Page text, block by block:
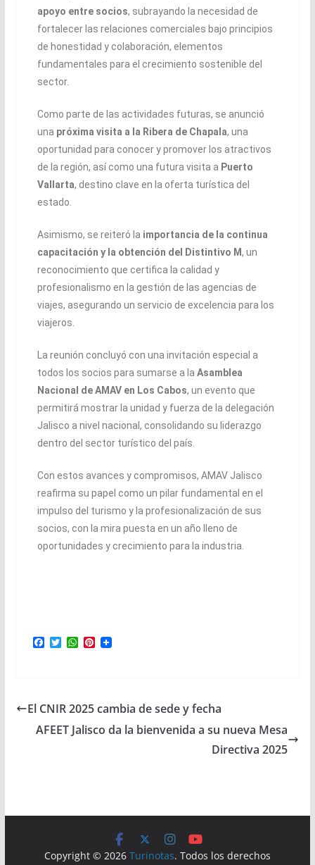
apoyo entre socios, subrayando la necesidad de
fortalecer las relaciones comerciales bajo principios
de honestidad y colaboración, elementos
fundamentales para el crecimiento sostenible del
sector.
Como parte de las actividades futuras, se anunció
una próxima visita a la Ribera de Chapala, una
oportunidad para conocer y promover los atractivos
de la región, así como una futura visita a Puerto
Vallarta, destino clave en la oferta turística del
estado.
Asimismo, se reiteró la importancia de la continua
capacitación y la obtención del Distintivo M, un
reconocimiento que certifica la calidad y
profesionalismo en la gestión de las agencias de
viajes, asegurando un servicio de excelencia para los
viajeros.
La reunión concluyó con una invitación especial a
todos los socios para sumarse a la Asamblea
Nacional de AMAV en Los Cabos, un evento que
permitirá mostrar la unidad y fuerza de la delegación
Jalisco a nivel nacional, consolidando su liderazgo
dentro del sector turístico del país.
Con estos avances y compromisos, AMAV Jalisco
reafirma su papel como un pilar fundamental en el
impulso del turismo y la profesionalización de sus
socios, con la mira puesta en un año lleno de
oportunidades y crecimiento para la industria.
F
o
T
r
W
p
p
P
e
t
El CNIR 2025 cambia de sede y fecha
AFEET Jalisco da la bienvenida a su nueva Mesa
Directiva 2025
Copyright © 2026 Turinotas. Todos los derechos